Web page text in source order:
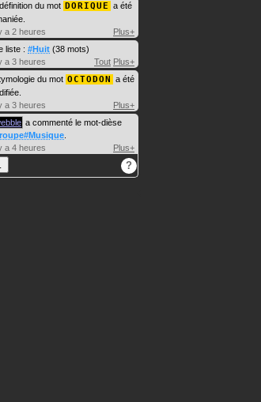
du mot DORIQUE a été
a 2 heures
Plus+
liste : #Huit (38 mots)
a 3 heures
Tout Plus+
du mot OCTODON a été
a 3 heures
Plus+
a commenté le mot-dièse
a 4 heures
Plus+
?